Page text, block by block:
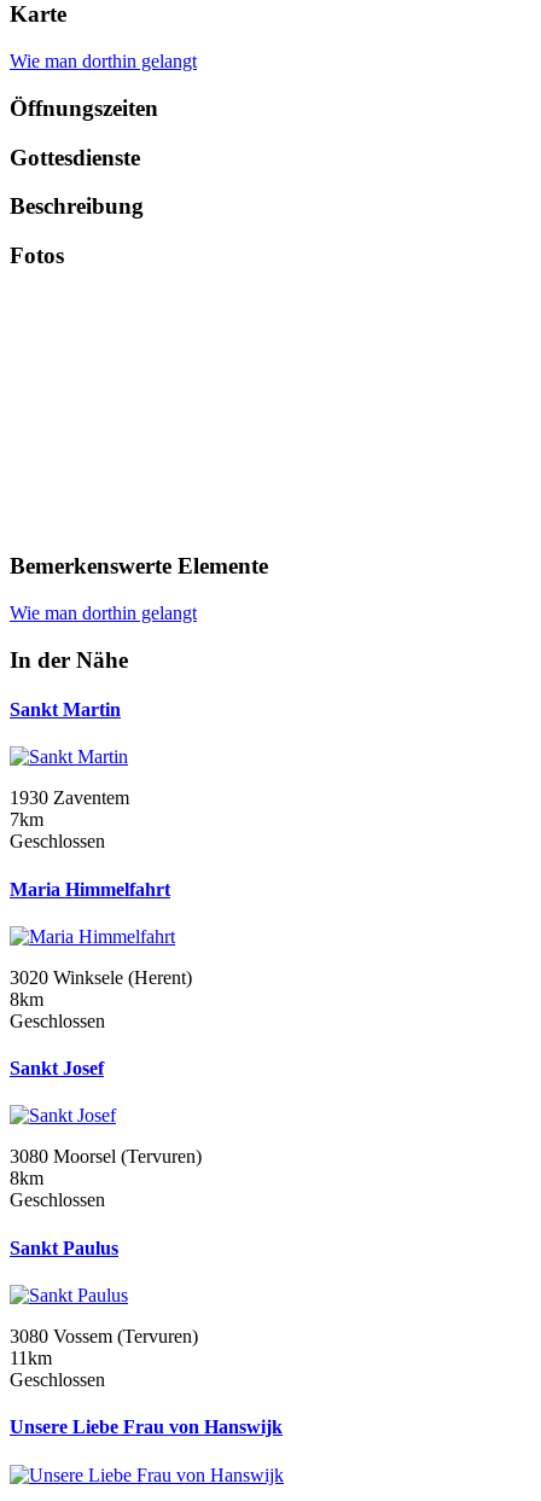
Karte
Wie man dorthin gelangt
Öffnungszeiten
Gottesdienste
Beschreibung
Fotos
Bemerkenswerte Elemente
Wie man dorthin gelangt
In der Nähe
Sankt Martin
1930 Zaventem
7km
Geschlossen
Maria Himmelfahrt
3020 Winksele (Herent)
8km
Geschlossen
Sankt Josef
3080 Moorsel (Tervuren)
8km
Geschlossen
Sankt Paulus
3080 Vossem (Tervuren)
11km
Geschlossen
Unsere Liebe Frau von Hanswijk